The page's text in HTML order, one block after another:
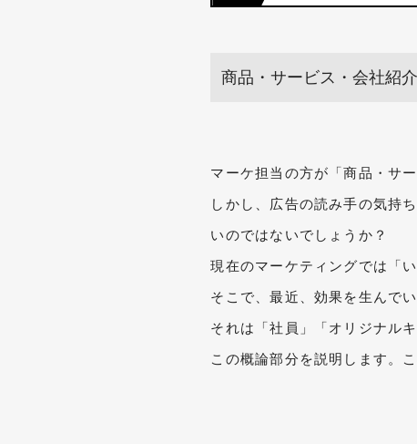
商品・サービス・会社紹
マーケ担当の方が「商品・サ
しかし、広告の読み手の気持
いのではないでしょうか？
現在のマーケティングでは「
そこで、最近、効果を生んで
それは「社員」「オリジナル
この概論部分を説明します